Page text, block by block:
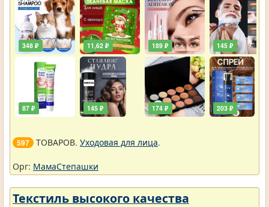
348 ₽
87 ₽
11,62 ₽
145 ₽
189 ₽
174 ₽
145 ₽
203 ₽
597 ТОВАРОВ. Уходовая для лица.
Орг: МамаСтепашки
Текстиль высокого качества